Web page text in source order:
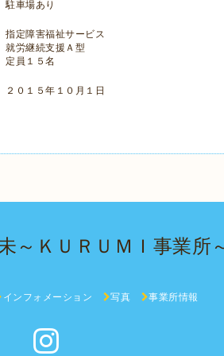
駐車場あり
指定障害福祉サービス
就労継続支援Ａ型
定員１５名
２０１５年１０月１日
～ＫＵＲＵＭＩ事業所
インフォメーション 写真 事業所情報